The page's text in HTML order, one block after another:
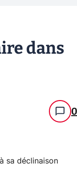
dans
0
sa déclinaison